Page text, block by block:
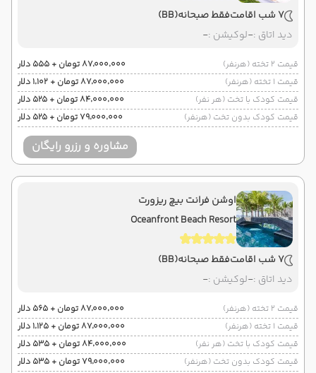
7 شب اقامت فقط صبحانه(BB)
دید اتاق :-لوکیشن :-
قیمت 2 تخته (هرنفر)
۸۷٬۰۰۰٬۰۰۰ تومان + ۵۵۵ دلار
قیمت 1 تخته (هرنفر)
۸۷٬۰۰۰٬۰۰۰ تومان + ۱٬۱۰۲ دلار
قیمت کودک با تخت (هر نفر)
۸۴٬۰۰۰٬۰۰۰ تومان + ۵۲۵ دلار
قیمت کودک بدون تخت (هرنفر)
۷۹٬۰۰۰٬۰۰۰ تومان + ۵۲۵ دلار
مشاوره و رزرو رایگان
اوشن فرانت بیچ ریزورت
Oceanfront Beach Resort
7 شب اقامت فقط صبحانه(BB)
دید اتاق :-لوکیشن :-
قیمت 2 تخته (هرنفر)
۸۷٬۰۰۰٬۰۰۰ تومان + ۵۶۵ دلار
قیمت 1 تخته (هرنفر)
۸۷٬۰۰۰٬۰۰۰ تومان + ۱٬۱۲۵ دلار
قیمت کودک با تخت (هر نفر)
۸۴٬۰۰۰٬۰۰۰ تومان + ۵۳۵ دلار
قیمت کودک بدون تخت (هرنفر)
۷۹٬۰۰۰٬۰۰۰ تومان + ۵۳۵ دلار